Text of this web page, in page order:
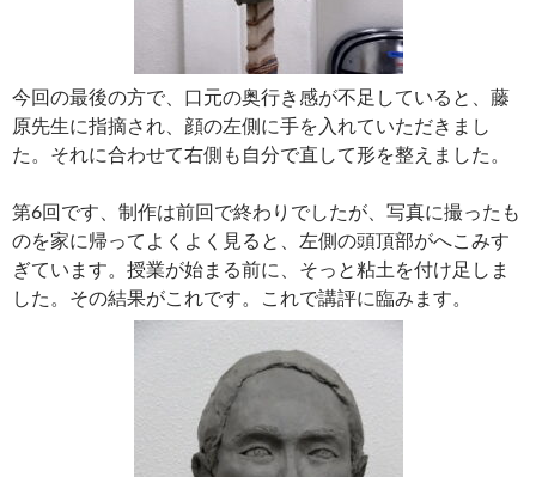
今回の最後の方で、口元の奥行き感が不足していると、藤
原先生に指摘され、顔の左側に手を入れていただきまし
た。それに合わせて右側も自分で直して形を整えました。
第6回です、制作は前回で終わりでしたが、写真に撮ったも
のを家に帰ってよくよく見ると、左側の頭頂部がへこみす
ぎています。授業が始まる前に、そっと粘土を付け足しま
した。その結果がこれです。これで講評に臨みます。